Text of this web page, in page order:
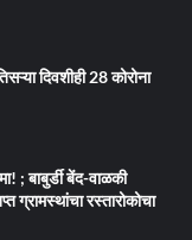
दिवशीही 28 कोरोना
; बाबुर्डी बेंद-वाळकी
ग्रामस्थांचा रस्तारोकोचा